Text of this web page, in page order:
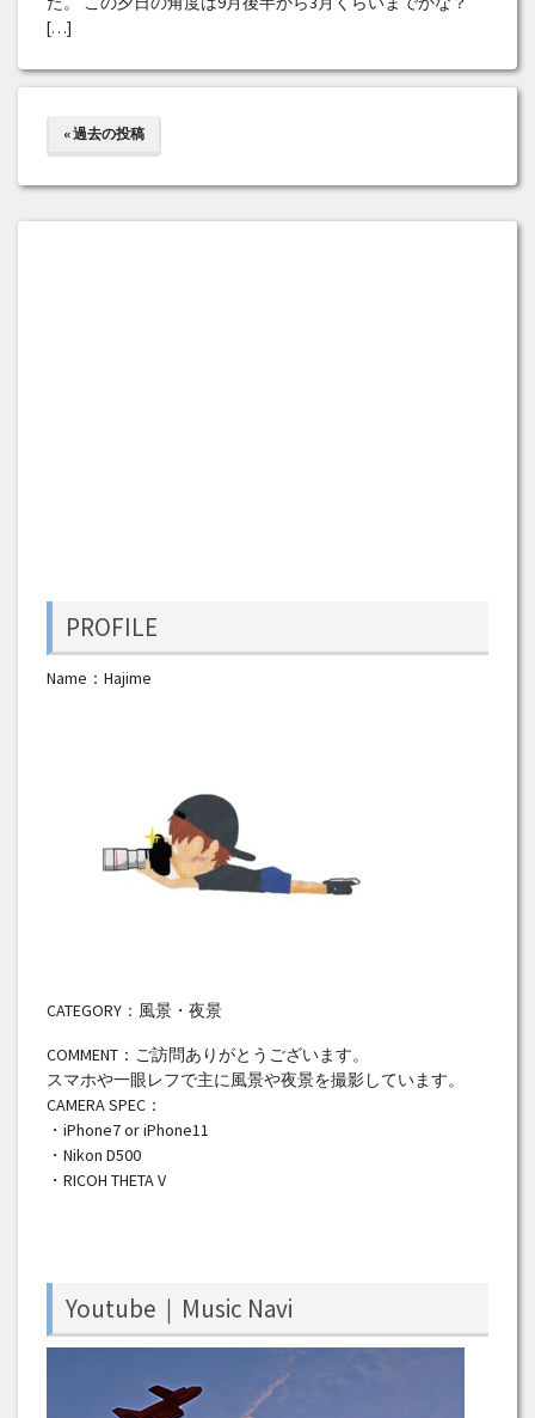
[…]
« 過去の投稿
PROFILE
Name：Hajime
CATEGORY：風景・夜景
COMMENT：ご訪問ありがとうございます。
スマホや一眼レフで主に風景や夜景を撮影しています。
CAMERA SPEC：
・iPhone7 or iPhone11
・Nikon D500
・RICOH THETA V
Youtube｜Music Navi